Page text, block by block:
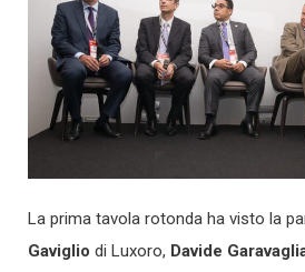
La prima tavola rotonda ha visto la
Gaviglio di Luxoro, Davide